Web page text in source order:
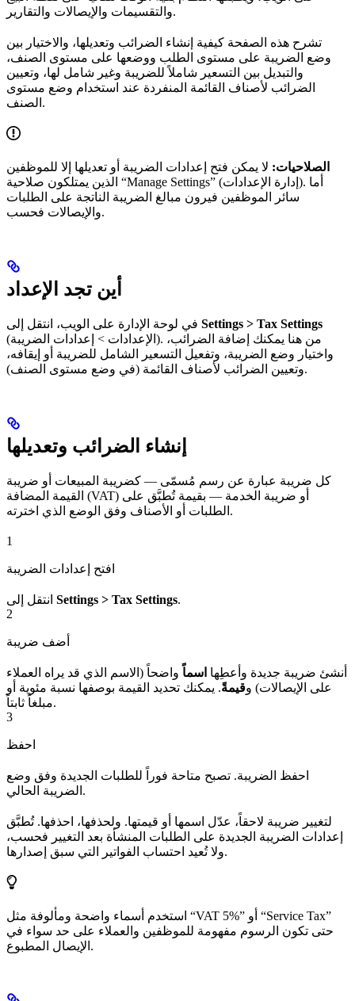
والتقسيمات والإيصالات والتقارير.
تشرح هذه الصفحة كيفية إنشاء الضرائب وتعديلها، والاختيار بين
وضع الضريبة على مستوى الطلب ووضعها على مستوى الصنف،
والتبديل بين التسعير شاملاً للضريبة وغير شامل لها، وتعيين
الضرائب لأصناف القائمة المنفردة عند استخدام وضع مستوى
الصنف.
الصلاحيات: لا يمكن فتح إعدادات الضريبة أو تعديلها إلا للموظفين
الذين يمتلكون صلاحية “Manage Settings” (إدارة الإعدادات). أما
سائر الموظفين فيرون مبالغ الضريبة الناتجة على الطلبات
والإيصالات فحسب.
أين تجد الإعداد
Settings > Tax Settings
(الإعدادات > إعدادات الضريبة). من هنا يمكنك إضافة الضرائب،
واختيار وضع الضريبة، وتفعيل التسعير الشامل للضريبة أو إيقافه،
وتعيين الضرائب لأصناف القائمة (في وضع مستوى الصنف).
إنشاء الضرائب وتعديلها
كل ضريبة عبارة عن رسم مُسمّى — كضريبة المبيعات أو ضريبة
القيمة المضافة (VAT) أو ضريبة الخدمة — بقيمة تُطبَّق على
الطلبات أو الأصناف وفق الوضع الذي اخترته.
1
افتح إعدادات الضريبة
Settings > Tax Settings.
2
أضف ضريبة
أنشئ ضريبة جديدة وأعطِها اسماً واضحاً (الاسم الذي قد يراه العملاء
على الإيصالات) وقيمةً. يمكنك تحديد القيمة بوصفها نسبة مئوية أو
مبلغاً ثابتاً.
3
احفظ
احفظ الضريبة. تصبح متاحة فوراً للطلبات الجديدة وفق وضع
الضريبة الحالي.
لتغيير ضريبة لاحقاً، عدّل اسمها أو قيمتها. ولحذفها، احذفها. تُطبَّق
إعدادات الضريبة الجديدة على الطلبات المنشأة بعد التغيير فحسب،
ولا تُعيد احتساب الفواتير التي سبق إصدارها.
استخدم أسماء واضحة ومألوفة مثل “VAT 5%” أو “Service Tax”
حتى تكون الرسوم مفهومة للموظفين والعملاء على حد سواء في
الإيصال المطبوع.